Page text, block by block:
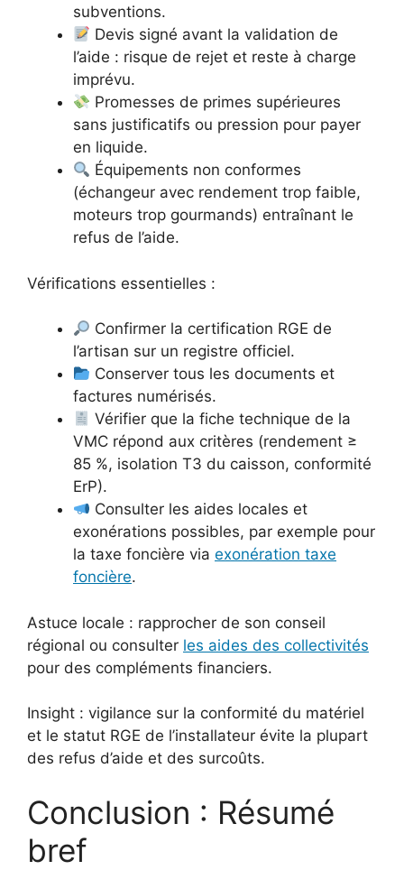
subventions.
Devis signé avant la validation de
l’aide : risque de rejet et reste à charge
imprévu.
Promesses de primes supérieures
sans justificatifs ou pression pour payer
en liquide.
Équipements non conformes
(échangeur avec rendement trop faible,
moteurs trop gourmands) entraînant le
refus de l’aide.
Vérifications essentielles :
Confirmer la certification RGE de
l’artisan sur un registre officiel.
Conserver tous les documents et
factures numérisés.
Vérifier que la fiche technique de la
VMC répond aux critères (rendement ≥
85 %, isolation T3 du caisson, conformité
ErP).
Consulter les aides locales et
exonérations possibles, par exemple pour
la taxe foncière via exonération taxe
foncière.
Astuce locale : rapprocher de son conseil
régional ou consulter les aides des collectivités
pour des compléments financiers.
Insight : vigilance sur la conformité du matériel
et le statut RGE de l’installateur évite la plupart
des refus d’aide et des surcoûts.
Conclusion : Résumé
bref